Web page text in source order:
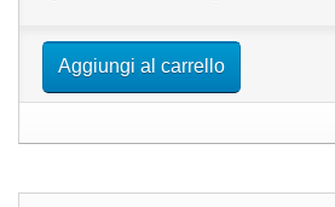
Aggiungi al carrello